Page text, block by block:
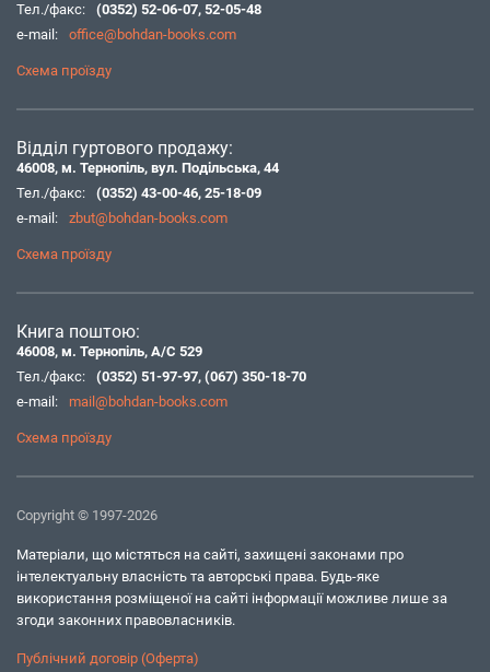
Тел./факс:
(0352) 52-06-07, 52-05-48
e-mail:
office@bohdan-books.com
Схема проїзду
Відділ гуртового продажу:
46008, м. Тернопіль, вул. Подільська, 44
Тел./факс:
(0352) 43-00-46, 25-18-09
e-mail:
zbut@bohdan-books.com
Схема проїзду
Книга поштою:
46008, м. Тернопіль, А/С 529
Тел./факс:
(0352) 51-97-97, (067) 350-18-70
e-mail:
mail@bohdan-books.com
Схема проїзду
Copyright © 1997-2026
Матеріали, що містяться на сайті, захищені законами про
інтелектуальну власність та авторські права. Будь-яке
використання розміщеної на сайті інформації можливе лише за
згоди законних правовласників.
Публічний договір (Оферта)